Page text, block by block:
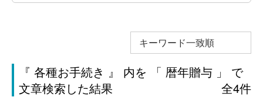
キーワード一致順
『 各種お手続き 』 内を 「 暦年贈与 」 で
文章検索した結果
全4件